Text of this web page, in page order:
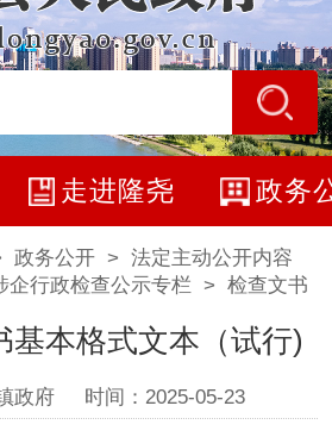
走进隆尧 政务
政务公开> 法定主动公开内容
企行政检查公示专栏 > 检查文书
基本格式文本（试行)
政府 时间：2025-05-23